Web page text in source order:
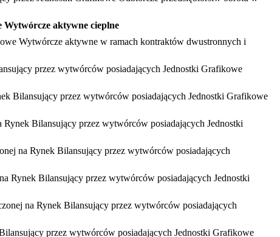
aktywne cieplne
Wytwórcze aktywne w ramach kontraktów dwustronnych i
przez wytwórców posiadających Jednostki Grafikowe
Bilansujący przez wytwórców posiadających Jednostki Grafikowe
Bilansujący przez wytwórców posiadających Jednostki
na Rynek Bilansujący przez wytwórców posiadających
Rynek Bilansujący przez wytwórców posiadających Jednostki
na Rynek Bilansujący przez wytwórców posiadających
przez wytwórców posiadających Jednostki Grafikowe